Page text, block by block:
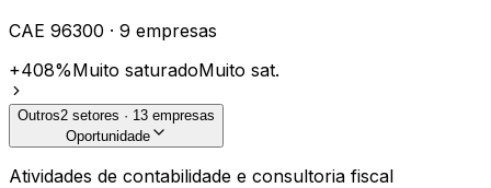
CAE 96300 · 9 empresas
+408%Muito saturadoMuito sat.
Outros2 setores · 13 empresas
Oportunidade
Atividades de contabilidade e consultoria fiscal